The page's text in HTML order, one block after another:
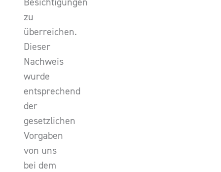
zu
überreichen.
Dieser
Nachweis
wurde
entsprechend
der
gesetzlichen
Vorgaben
von uns
bei dem